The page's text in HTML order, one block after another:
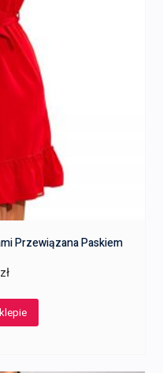
Przewiązana Paskiem
zł